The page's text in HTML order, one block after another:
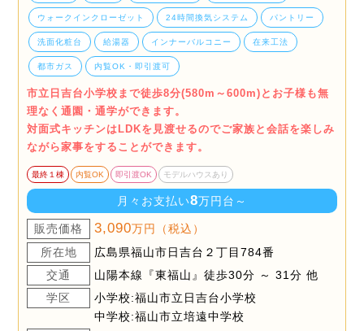
ウォークインクローゼット 24時間換気システム パントリー
洗面化粧台 給湯器 インナーバルコニー 在来工法
都市ガス 内覧OK・即引渡可
市立日吉台小学校まで徒歩8分(580m～600m)とお子様も無
理なく通園・通学ができます。
対面式キッチンはLDKを見渡せるのでご家族と会話を楽しみ
ながら家事をすることができます。
最終１棟 内覧OK 即引渡OK モデルハウスあり
月々お支払い8万円台～
販売価格 3,090万円（税込）
所在地
広島県福山市日吉台２丁目784番
交通
山陽本線『東福山』徒歩30分 ～ 31分 他
学区
小学校:福山市立日吉台小学校
中学校:福山市立培遠中学校